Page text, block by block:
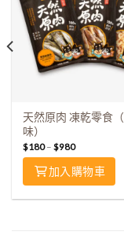
天然原肉 凍乾零食
味）
$180–$980
加入購物車